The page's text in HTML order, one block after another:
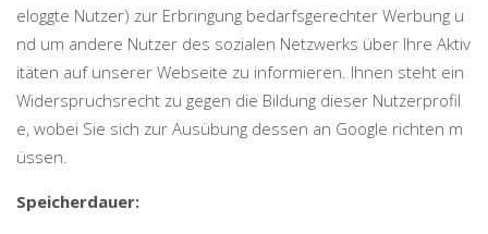
eloggte Nutzer) zur Erbringung bedarfsgerechter Werbung u
nd um andere Nutzer des sozialen Netzwerks über Ihre Aktiv
itäten auf unserer Webseite zu informieren. Ihnen steht ein
Widerspruchsrecht zu gegen die Bildung dieser Nutzerprofil
e, wobei Sie sich zur Ausübung dessen an Google richten m
üssen.
Speicherdauer: